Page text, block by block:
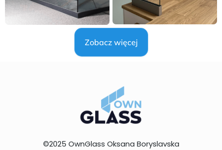
Zobacz więcej
©2025 OwnGlass Oksana Boryslavska